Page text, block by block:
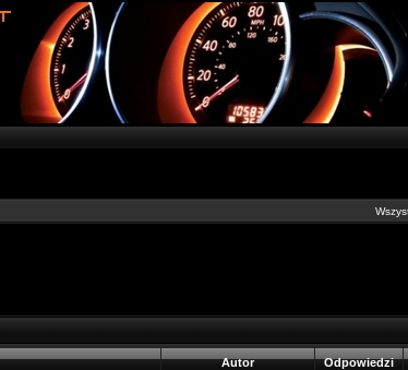
Autor Odpowiedzi